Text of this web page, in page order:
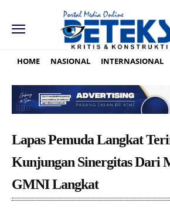
HOME NASIONAL INTERNASIONAL
Lapas Pemuda Langkat
Kunjungan Sinergitas Dari
GMNI Langkat